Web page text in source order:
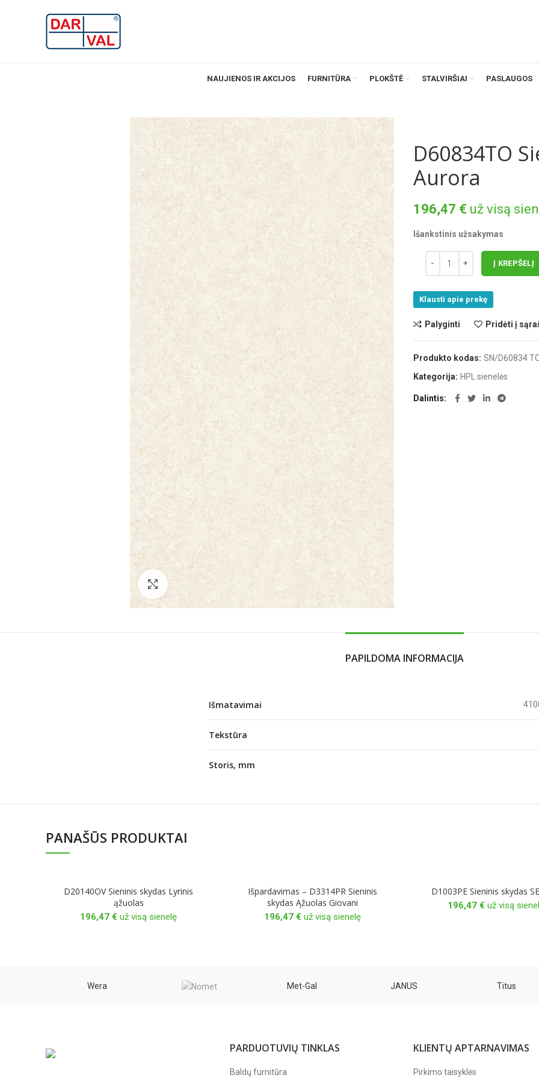
NAUJIENOS IR AKCIJOS FURNITŪRA PLOKŠTĖ STALVIRŠIAI PASLAUGOS
D60834TO
Aurora
196,47 € už visą
Išankstinis užsakymas
Į KREPŠELĮ
Klausti apie prekę
Palyginti Pridėti į
Produkto kodas: SN/D60834
Kategorija: HPL sienelės
Dalintis
PAPILDOMA INFORMACIJA
Išmatavimai
Tekstūra
Storis, mm
PANAŠŪS PRODUKTAI
D20140OV Sieninis skydas Lyrinis
ąžuolas
196,47€ už visą sienelę
Išpardavimas – D3314PR Sieninis
skydas Ąžuolas Giovani
196,47 € už visą sienelę
D1003PE Sieninis skydas
196,47€ už visą
Wera Met-Gal JANUS Titus
PARDUOTUVIŲ TINKLAS
Baldų furnitūra
KLIENTŲ APTARNAVIMAS
Pirkimo taisyklės